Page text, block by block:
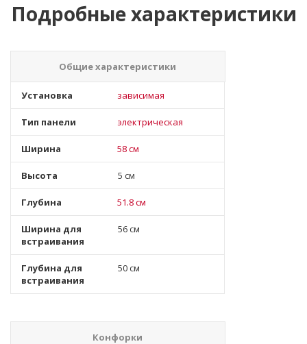
Подробные характеристики
Общие характеристики
Установка зависимая
Тип панели электрическая
Ширина 58 см
Высота 5 см
Глубина 51.8 см
Ширина для
встраивания
56 см
Глубина для
встраивания
50 см
Конфорки